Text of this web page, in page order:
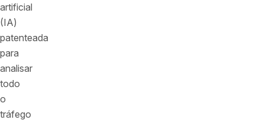
artificial
(IA)
patenteada
para
analisar
todo
o
tráfego